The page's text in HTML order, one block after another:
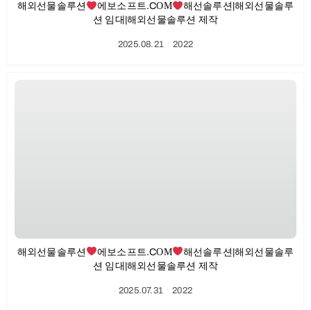
해외선물솔루션 에보소프트.CΟΜ
해선솔루션|해외선물솔루
션 임대|해외선물솔루션 제작
2025.08.21ㆍ2022
해외선물솔루션 에보소프트.CΟΜ
해선솔루션|해외선물솔루
션 임대|해외선물솔루션 제작
2025.07.31 ㆍ2022